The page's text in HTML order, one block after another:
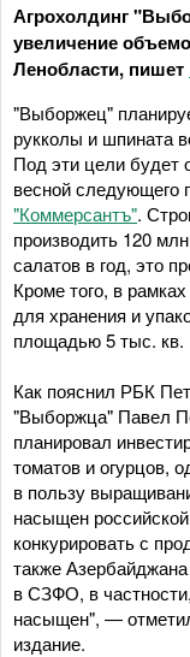
Агрохолдинг
увеличение
Ленобласти, пишет
"Выборжец"
рукколы и шпината
Под эти цели будет
весной следующего
"Коммерсантъ".
производить 120
салатов в год, это
Кроме того, в
для хранения и
площадью 5 тыс. кв.
Как пояснил РБК
"Выборжца" Павел
планировал
томатов и огурцов,
в пользу
насыщен
конкурировать с
также
в СЗФО, в
насыщен", —
издание.